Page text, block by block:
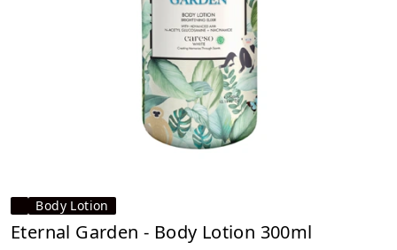
Body Lotion
Eternal Garden - Body Lotion 300ml